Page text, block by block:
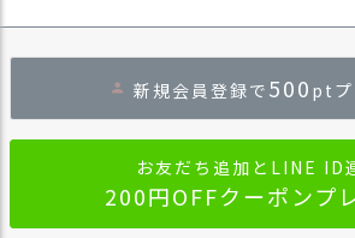
新規会員登録で 500 ptプ
お友だち追加とLINE ID
200円OFFクーポンプ